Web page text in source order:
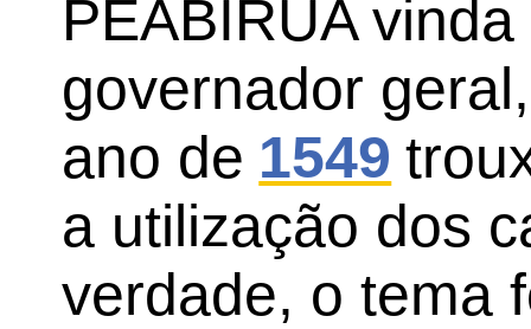
PEABIRUA
governador
ano de 1549
a utilização dos
verdade, o tema